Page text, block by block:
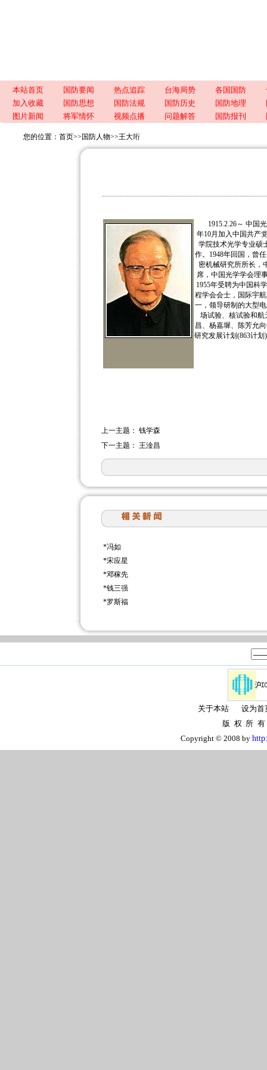
本站首页 国防要闻 热点追踪 台海局势 各国国防
加入收藏
国防思想 国防法规 国防历史 国防地理
图片新闻
将军情怀 视频点播 问题解答 国防报刊
您的位置： 首页>> 国防人物>>王大珩
1915.2.26～ 中国光
年10月加入中国共产
学院技术光学专业硕
作。1948年回国，曾
密机械研究所所长，
席，中国光学学会理
1955年受聘为中国科
程学会会士，国际宇
一，领导研制的大型
场试验、核试验和
昌、杨嘉墀、陈芳允
研究发展计划(863计
上一主题： 钱学森
下一主题： 王淦昌
*冯如
*宋应星
*邓稼先
*钱三强
*罗斯福